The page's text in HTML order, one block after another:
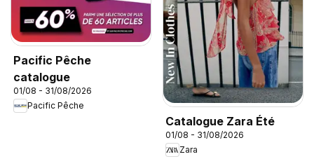
Pacific Pêche
catalogue
01/08 - 31/08/2026
Pacific Pêche
Catalogue Zara Été
01/08 - 31/08/2026
Zara